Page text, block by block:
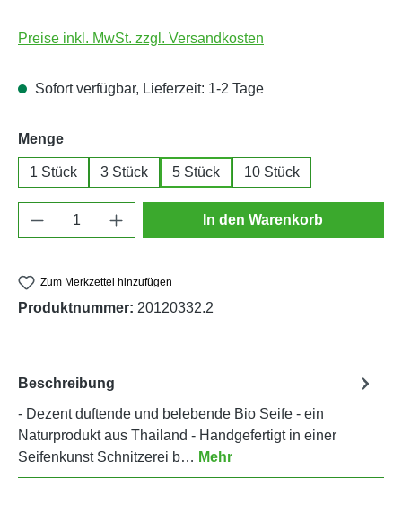
Preise inkl. MwSt. zzgl. Versandkosten
Sofort verfügbar, Lieferzeit: 1-2 Tage
Mengeauswählen
1 Stück 3 Stück 5 Stück 10 Stück
Produkt Anzahl: Gib den gewünschten
In den Warenkorb
Zum Merkzettel hinzufügen
Produktnummer: 20120332.2
Beschreibung
- Dezent duftende und belebende Bio Seife - ein
Naturprodukt aus Thailand - Handgefertigt in einer
Seifenkunst Schnitzerei b… Mehr